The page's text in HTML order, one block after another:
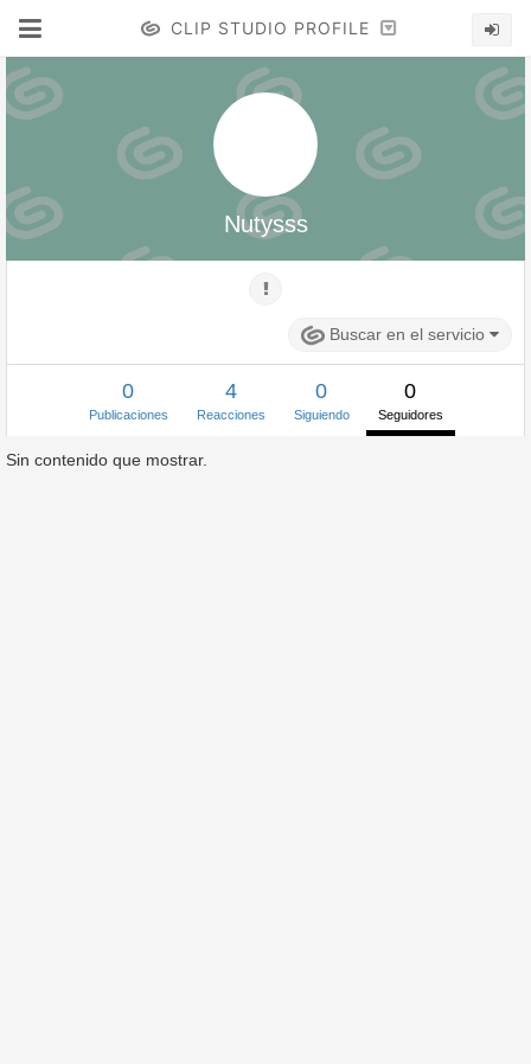
CLIP STUDIO PROFILE
Nutysss
Buscar en el servicio
0
Publicaciones
4
Reacciones
0
Siguiendo
0
Seguidores
Sin contenido que mostrar.